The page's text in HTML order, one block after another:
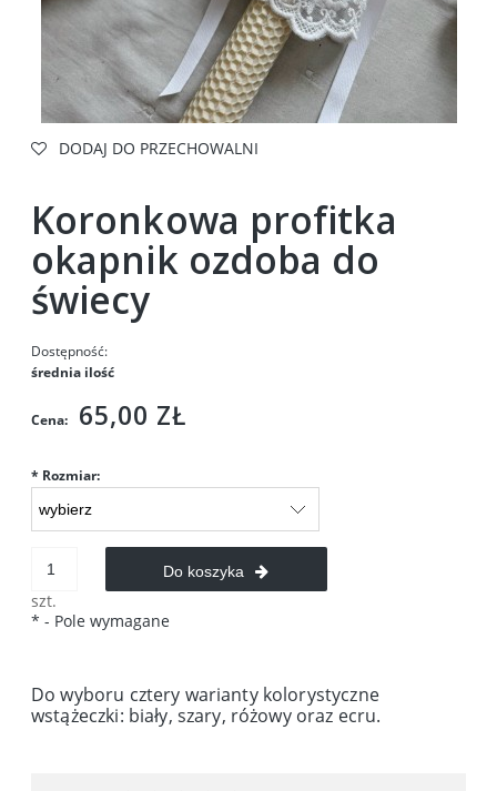
DODAJ DO PRZECHOWALNI
Koronkowa profitka
okapnik ozdoba do
świecy
Dostępność:
średnia ilość
Cena: 65,00 ZŁ
* Rozmiar:
szt.
Do koszyka
* - Pole wymagane
Do wyboru cztery warianty kolorystyczne
wstążeczki: biały, szary, różowy oraz ecru.